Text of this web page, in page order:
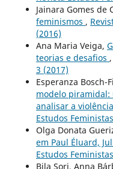
Jainara Gomes de
feminismos ,
(2016)
Ana Maria Veiga,
teorias e desafios ,
3 (2017)
Esperanza Bosch-
modelo
analisar a
Estudos
Olga Donata
em Paul Éluard,
Estudos
Bila Sorj, Anna